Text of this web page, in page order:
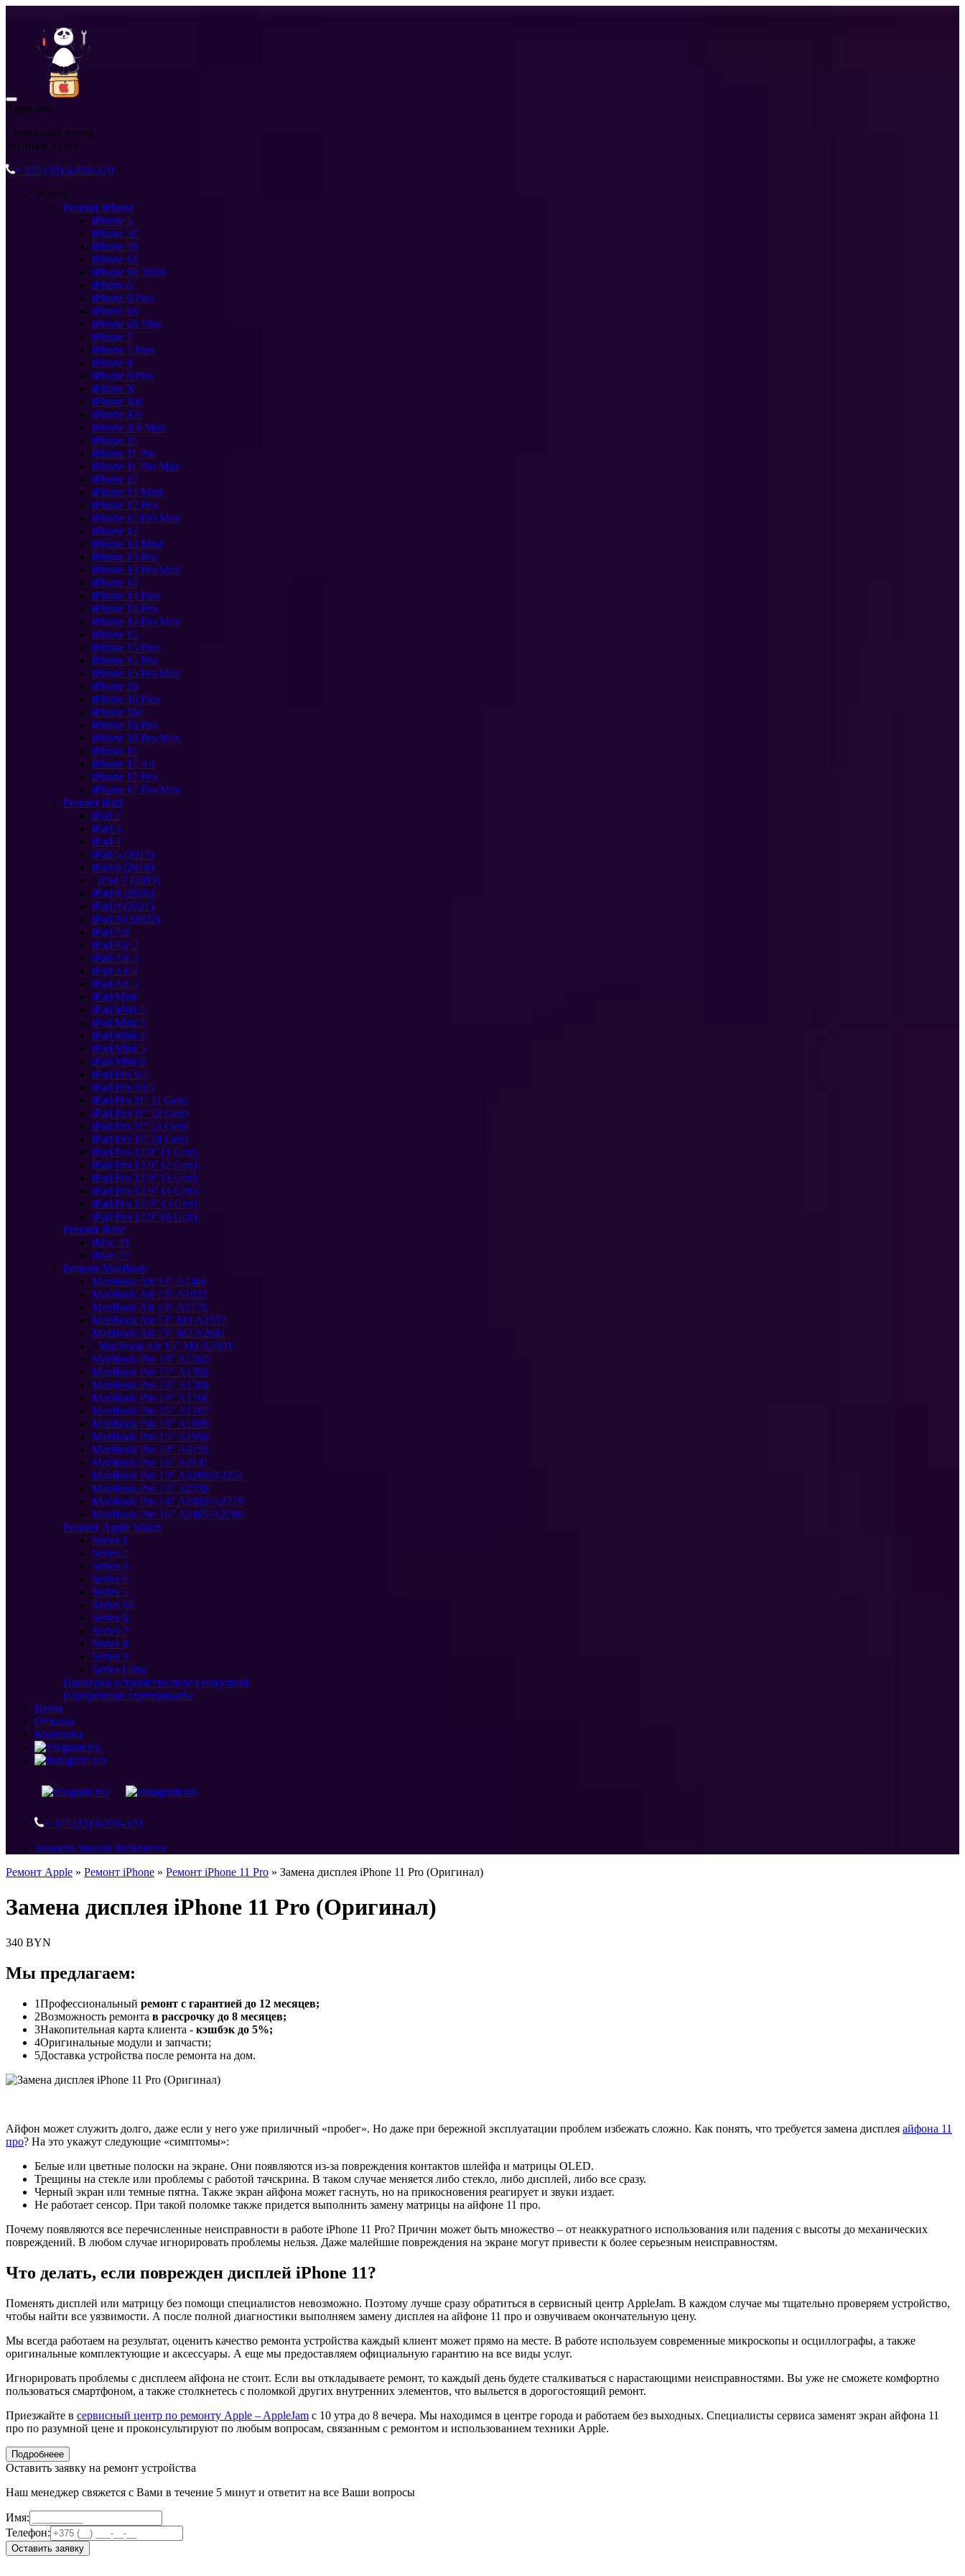
AppleJam
Сервисный центр
техники Apple
+ 375 (33) 6-370-370
Услуги
Ремонт iPhone
iPhone 5
iPhone 5C
iPhone 5S
iPhone SE
iPhone SE 2020
iPhone 6
iPhone 6 Plus
iPhone 6S
iPhone 6S Plus
iPhone 7
iPhone 7 Plus
iPhone 8
iPhone 8 Plus
iPhone X
iPhone XR
iPhone XS
iPhone XS Max
iPhone 11
iPhone 11 Pro
iPhone 11 Pro Max
iPhone 12
iPhone 12 Mini
iPhone 12 Pro
iPhone 12 Pro Max
iPhone 13
iPhone 13 Mini
iPhone 13 Pro
iPhone 13 Pro Max
iPhone 14
iPhone 14 Plus
iPhone 14 Pro
iPhone 14 Pro Max
iPhone 15
iPhone 15 Plus
iPhone 15 Pro
iPhone 15 Pro Max
iPhone 16
iPhone 16 Plus
iPhone 16e
iPhone 16 Pro
iPhone 16 Pro Max
iPhone 17
iPhone 17 Air
iPhone 17 Pro
iPhone 17 Pro Max
Ремонт iPad
iPad 2
iPad 3
iPad 4
iPad 5 (2017)
iPad 6 (2018)
>iPad 7 (2019)
iPad 8 (2020)
iPad 9 (2021)
iPad 10 (2022)
iPad Air
iPad Air 2
iPad Air 3
iPad Air 4
iPad Air 5
iPad Mini
iPad Mini 2
iPad Mini 3
iPad Mini 4
iPad Mini 5
iPad Mini 6
iPad Pro 9.7
iPad Pro 10.5
iPad Pro 11" (1 Gen)
iPad Pro 11" (2 Gen)
iPad Pro 11" (3 Gen)
iPad Pro 11" (4 Gen)
iPad Pro 12.9" (1 Gen)
iPad Pro 12.9" (2 Gen)
iPad Pro 12.9" (3 Gen)
iPad Pro 12.9" (4 Gen)
iPad Pro 12.9" (5 Gen)
iPad Pro 12.9" (6 Gen)
Ремонт iMac
iMac 21
iMac 27
Ремонт MacBook
MacBook Air 13" A1466
MacBook Air 13" A1932
MacBook Air 13" A2179
MacBook Air 13" M1 A2337
MacBook Air 13" M2 A2681
>MacBook Air 15" M2 A2941
MacBook Pro 13" A1502
MacBook Pro 15" A1398
MacBook Pro 13" A1708
MacBook Pro 13" A1706
MacBook Pro 15" A1707
MacBook Pro 13" A1989
MacBook Pro 15" A1990
MacBook Pro 13" A2159
MacBook Pro 16" A2141
MacBook Pro 13" A2289/A2251
MacBook Pro 13" A2338
MacBook Pro 14" A2442/A2779
MacBook Pro 16" A2485/A2780
Ремонт Apple Watch
Series 1
Series 2
Series 3
Series 4
Series 5
Series SE
Series 6
Series 7
Series 8
Series 9
Series Ultra
Проверка устройства перед покупкой
Подарочные сертификаты
Цены
Отзывы
Контакты
+ 375 (33) 6-370-370
Заказать звонок бесплатно
Ремонт Apple » Ремонт iPhone » Ремонт iPhone 11 Pro » Замена дисплея iPhone 11 Pro (Оригинал)
Замена дисплея iPhone 11 Pro (Оригинал)
340 BYN
Мы предлагаем:
1Профессиональный ремонт с гарантией до 12 месяцев;
2Возможность ремонта в рассрочку до 8 месяцев;
3Накопительная карта клиента - кэшбэк до 5%;
4Оригинальные модули и запчасти;
5Доставка устройства после ремонта на дом.
Айфон может служить долго, даже если у него уже приличный «пробег». Но даже при бережной эксплуатации проблем избежать сложно. Как понять, что требуется замена дисплея айфона 11
про? На это укажут следующие «симптомы»:
Белые или цветные полоски на экране. Они появляются из-за повреждения контактов шлейфа и матрицы OLED.
Трещины на стекле или проблемы с работой тачскрина. В таком случае меняется либо стекло, либо дисплей, либо все сразу.
Черный экран или темные пятна. Также экран айфона может гаснуть, но на прикосновения реагирует и звуки издает.
Не работает сенсор. При такой поломке также придется выполнить замену матрицы на айфоне 11 про.
Почему появляются все перечисленные неисправности в работе iPhone 11 Pro? Причин может быть множество – от неаккуратного использования или падения с высоты до механических
повреждений. В любом случае игнорировать проблемы нельзя. Даже малейшие повреждения на экране могут привести к более серьезным неисправностям.
Что делать, если поврежден дисплей iPhone 11?
Поменять дисплей или матрицу без помощи специалистов невозможно. Поэтому лучше сразу обратиться в сервисный центр AppleJam. В каждом случае мы тщательно проверяем устройство,
чтобы найти все уязвимости. А после полной диагностики выполняем замену дисплея на айфоне 11 про и озвучиваем окончательную цену.
Мы всегда работаем на результат, оценить качество ремонта устройства каждый клиент может прямо на месте. В работе используем современные микроскопы и осциллографы, а также
оригинальные комплектующие и аксессуары. А еще мы предоставляем официальную гарантию на все виды услуг.
Игнорировать проблемы с дисплеем айфона не стоит. Если вы откладываете ремонт, то каждый день будете сталкиваться с нарастающими неисправностями. Вы уже не сможете комфортно
пользоваться смартфоном, а также столкнетесь с поломкой других внутренних элементов, что выльется в дорогостоящий ремонт.
Приезжайте в сервисный центр по ремонту Apple – AppleJam с 10 утра до 8 вечера. Мы находимся в центре города и работаем без выходных. Специалисты сервиса заменят экран айфона 11
про по разумной цене и проконсультируют по любым вопросам, связанным с ремонтом и использованием техники Apple.
Подробнеее
Оставить заявку на ремонт устройства
Наш менеджер свяжется с Вами в течение 5 минут и ответит на все Ваши вопросы
Имя:
Телефон:
Оставить заявку